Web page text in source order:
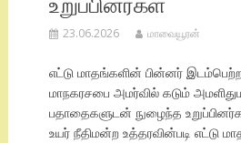
23.06.2026 மாவையூரன்
எட்டு மாதங்களின் பின்னர்
மாநகரசபை அமர்வில் கடும்
பதாதைகளுடன் நுழைந்த
உயர் நீதிமன்ற உத்தரவின்படி எட்டு